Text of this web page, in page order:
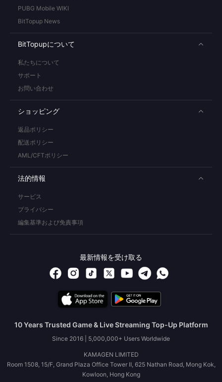
PUBG Mobile WIKI
BitTopup News
BitTopupについて
私たちについて
サポート
お問い合わせ
ショッピング
返品ポリシー
配送ポリシー
AML/CFTポリシー
法的情報
サービス
プライバシー
編集基準および免責事項
最新情報を受け取る
10 Years Trusted Game & Live Streaming Top-Up Platform
Since 2016 | 5,000,000+ Users Worldwide
KAMAGEN LIMITED
Room 1508, 15/F, Grand Plaza Office Tower II, 625 Nathan Road, Mong Kok,
Kowloon, Hong Kong